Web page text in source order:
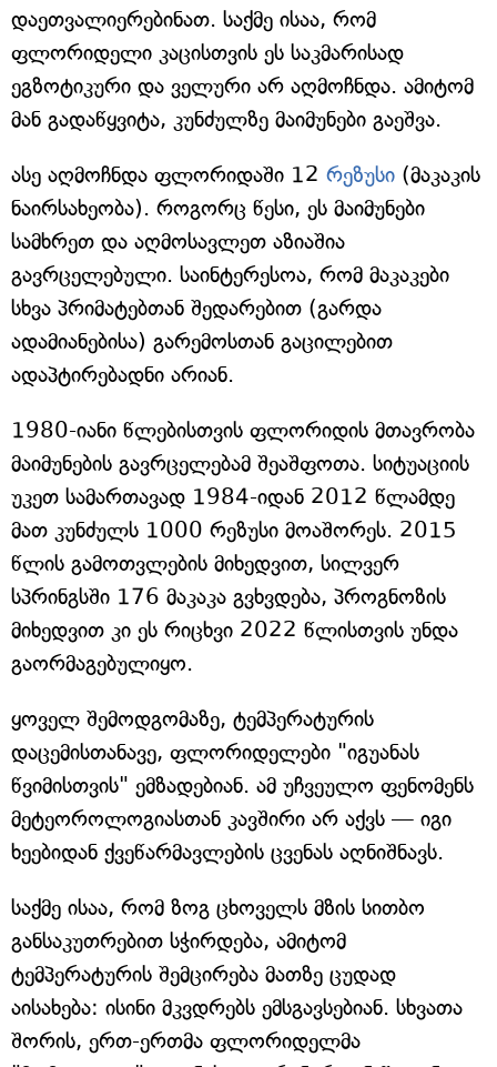
დაეთვალიერებინათ. საქმე ისაა, რომ
ფლორიდელი კაცისთვის ეს საკმარისად
ეგზოტიკური და ველური არ აღმოჩნდა. ამიტომ
მან გადაწყვიტა, კუნძულზე მაიმუნები გაეშვა.
ასე აღმოჩნდა ფლორიდაში 12 რეზუსი (მაკაკის
ნაირსახეობა). როგორც წესი, ეს მაიმუნები
სამხრეთ და აღმოსავლეთ აზიაშია
გავრცელებული. საინტერესოა, რომ მაკაკები
სხვა პრიმატებთან შედარებით (გარდა
ადამიანებისა) გარემოსთან გაცილებით
ადაპტირებადნი არიან.
1980-იანი წლებისთვის ფლორიდის მთავრობა
მაიმუნების გავრცელებამ შეაშფოთა. სიტუაციის
უკეთ სამართავად 1984-იდან 2012 წლამდე
მათ კუნძულს 1000 რეზუსი მოაშორეს. 2015
წლის გამოთვლების მიხედვით, სილვერ
სპრინგსში 176 მაკაკა გვხვდება, პროგნოზის
მიხედვით კი ეს რიცხვი 2022 წლისთვის უნდა
გაორმაგებულიყო.
ყოველ შემოდგომაზე, ტემპერატურის
დაცემისთანავე, ფლორიდელები "იგუანას
წვიმისთვის" ემზადებიან. ამ უჩვეულო ფენომენს
მეტეოროლოგიასთან კავშირი არ აქვს — იგი
ხეებიდან ქვეწარმავლების ცვენას აღნიშნავს.
საქმე ისაა, რომ ზოგ ცხოველს მზის სითბო
განსაკუთრებით სჭირდება, ამიტომ
ტემპერატურის შემცირება მათზე ცუდად
აისახება: ისინი მკვდრებს ემსგავსებიან. სხვათა
შორის, ერთ-ერთმა ფლორიდელმა